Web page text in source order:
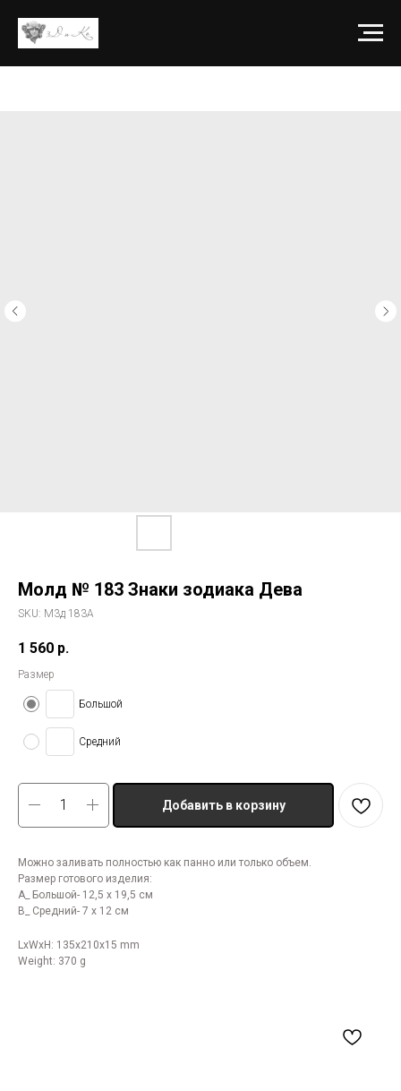
Молд № 183 Знаки зодиака Дева
SKU: М3д 183А
1 560 р.
Размер
Большой
Средний
Добавить в корзину
Можно заливать полностью как панно или только объем.
Размер готового изделия:
А_ Большой- 12,5 х 19,5 см
В_ Средний- 7 х 12 см
LxWxH: 135x210x15 mm
Weight: 370 g